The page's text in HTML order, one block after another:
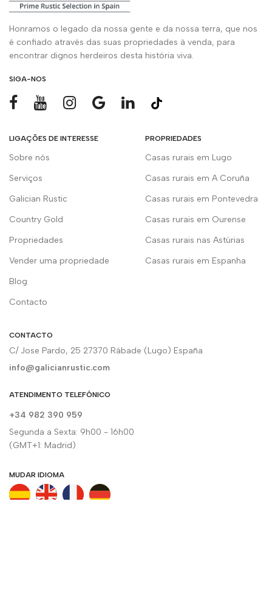
Honramos o legado da nossa gente e da nossa terra, que nos
é confiado através das suas propriedades à venda, para
encontrar dignos herdeiros desta história viva.
SIGA-NOS
LIGAÇÕES DE INTERESSE
Sobre nós
Serviços
Galician Rustic
Country Gold
Propriedades
Vender uma propriedade
Blog
Contacto
PROPRIEDADES
Casas rurais em Lugo
Casas rurais em A Coruña
Casas rurais em Pontevedra
Casas rurais em Ourense
Casas rurais nas Astúrias
Casas rurais em Espanha
CONTACTO
C/ Jose Pardo, 25 27370 Rábade (Lugo) España
info@galicianrustic.com
ATENDIMENTO TELEFÓNICO
+34 982 390 959
Segunda a Sexta: 9h00 - 16h00
(GMT+1: Madrid)
MUDAR IDIOMA